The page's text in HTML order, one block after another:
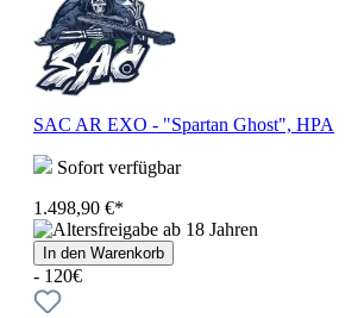
SAC AR EXO - "Spartan Ghost", HPA
Sofort verfügbar
1.498,90 €*
In den Warenkorb
- 120€